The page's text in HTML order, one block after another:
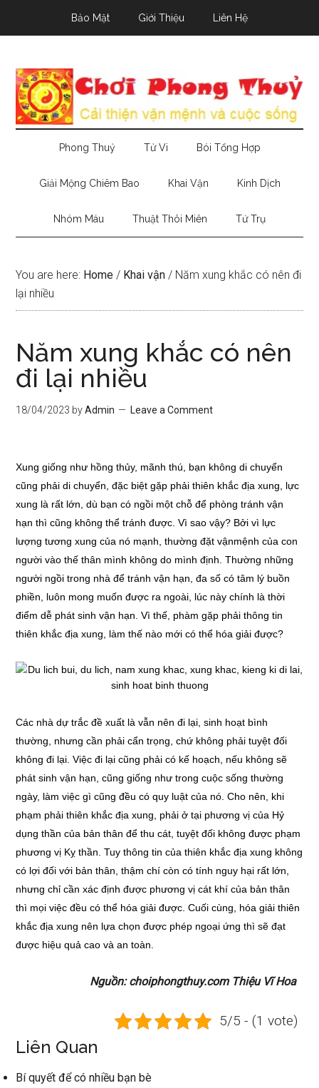
Bảo Mật Giới Thiệu Liên Hệ
Phong Thuỷ Tử Vi Bói Tổng Hợp
Giải Mộng Chiêm Bao Khai Vận Kinh Dịch
Nhóm Máu Thuật Thôi Miên Tứ Trụ
You are here: Home / Khai vận / Năm xung khắc có nên đi
lại nhiều
Năm xung khắc có nên
đi lại nhiều
18/04/2023 byAdmin Leave a Comment
Xung giống như hồng thủy, mãnh thú, bạn không di chuyển
cũng phải di chuyển, đặc biệt gặp phải thiên khắc địa xung, lực
xung là rất lớn, dù bạn có ngồi một chỗ để phòng tránh vận
hạn thì cũng không thể tránh được. Vì sao vậy? Bởi vì lực
lượng tương xung của nó mạnh, thường đặt vậnmệnh của con
người vào thế thân mình không do mình định. Thường những
người ngồi trong nhà để tránh vận hạn, đa số có tâm lý buồn
phiền, luôn mong muốn được ra ngoài, lúc này chính là thời
điểm dễ phát sinh vận hạn. Vì thế, phàm gặp phải thông tin
thiên khắc địa xung, làm thế nào mới có thể hóa giải được?
Các nhà dự trắc đề xuất là vẫn nên đi lại, sinh hoạt bình
thường, nhưng cần phải cẩn trọng, chứ không phải tuyệt đối
không đi lại. Việc đi lại cũng phải có kế hoạch, nếu không sẽ
phát sinh vận hạn, cũng giống như trong cuộc sống thường
ngày, làm việc gì cũng đều có quy luật của nó. Cho nên, khi
phạm phải thiên khắc địa xung, phải ở tại phương vị của Hỷ
dụng thần của bản thân để thu cát, tuyệt đối không được phạm
phương vị Kỵ thần. Tuy thông tin của thiên khắc địa xung không
có lợi đối với bản thân, thậm chí còn có tính nguy hại rất lớn,
nhưng chỉ cần xác định được phương vị cát khí của bản thân
thì mọi việc đều có thể hóa giải được. Cuối cùng, hóa giải thiên
khắc địa xung nên lựa chọn được phép ngoại ứng thì sẽ đạt
được hiệu quả cao và an toàn.
Nguồn: choiphongthuy.com Thiệu Vĩ Hoa
5/5 - (1 vote)
Liên Quan
Bí quyết để có nhiều bạn bè